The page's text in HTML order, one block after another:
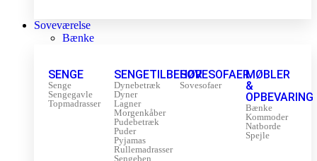
Soveværelse
Bænke
SENGE
Senge
Sengegavle
Topmadrasser
SENGETILBEHØR
Dynebetræk
Dyner
Lagner
Morgenkåber
Pudebetræk
Puder
Pyjamas
Rullemadrasser
Sengeben
SOVESOFAER
Sovesofaer
MØBLER
&
OPBEVARING
Bænke
Kommoder
Natborde
Spejle